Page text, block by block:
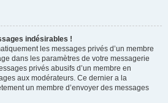
indésirables !
les messages privés d’un membre
dans les paramètres de votre messagerie
privés abusifs d’un membre en
aux modérateurs. Ce dernier a la
un membre d’envoyer des messages